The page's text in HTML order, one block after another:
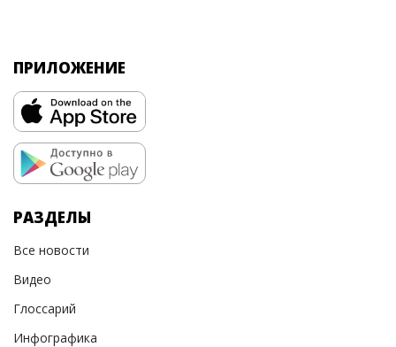
ПРИЛОЖЕНИЕ
РАЗДЕЛЫ
Все новости
Видео
Глоссарий
Инфографика